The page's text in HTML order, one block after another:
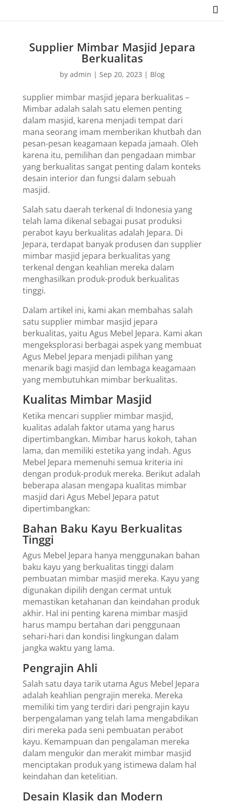

Supplier Mimbar Masjid Jepara
Berkualitas
byadmin |Sep 20, 2023 | Blog
supplier mimbar masjid jepara berkualitas –
Mimbar adalah salah satu elemen penting
dalam masjid, karena menjadi tempat dari
mana seorang imam memberikan khutbah dan
pesan-pesan keagamaan kepada jamaah. Oleh
karena itu, pemilihan dan pengadaan mimbar
yang berkualitas sangat penting dalam konteks
desain interior dan fungsi dalam sebuah
masjid.
Salah satu daerah terkenal di Indonesia yang
telah lama dikenal sebagai pusat produksi
perabot kayu berkualitas adalah Jepara. Di
Jepara, terdapat banyak produsen dan supplier
mimbar masjid jepara berkualitas yang
terkenal dengan keahlian mereka dalam
menghasilkan produk-produk berkualitas
tinggi.
Dalam artikel ini, kami akan membahas salah
satu supplier mimbar masjid jepara
berkualitas, yaitu Agus Mebel Jepara. Kami akan
mengeksplorasi berbagai aspek yang membuat
Agus Mebel Jepara menjadi pilihan yang
menarik bagi masjid dan lembaga keagamaan
yang membutuhkan mimbar berkualitas.
Kualitas Mimbar Masjid
Ketika mencari supplier mimbar masjid,
kualitas adalah faktor utama yang harus
dipertimbangkan. Mimbar harus kokoh, tahan
lama, dan memiliki estetika yang indah. Agus
Mebel Jepara memenuhi semua kriteria ini
dengan produk-produk mereka. Berikut adalah
beberapa alasan mengapa kualitas mimbar
masjid dari Agus Mebel Jepara patut
dipertimbangkan:
Bahan Baku Kayu Berkualitas
Tinggi
Agus Mebel Jepara hanya menggunakan bahan
baku kayu yang berkualitas tinggi dalam
pembuatan mimbar masjid mereka. Kayu yang
digunakan dipilih dengan cermat untuk
memastikan ketahanan dan keindahan produk
akhir. Hal ini penting karena mimbar masjid
harus mampu bertahan dari penggunaan
sehari-hari dan kondisi lingkungan dalam
jangka waktu yang lama.
Pengrajin Ahli
Salah satu daya tarik utama Agus Mebel Jepara
adalah keahlian pengrajin mereka. Mereka
memiliki tim yang terdiri dari pengrajin kayu
berpengalaman yang telah lama mengabdikan
diri mereka pada seni pembuatan perabot
kayu. Kemampuan dan pengalaman mereka
dalam mengukir dan merakit mimbar masjid
menciptakan produk yang istimewa dalam hal
keindahan dan ketelitian.
Desain Klasik dan Modern